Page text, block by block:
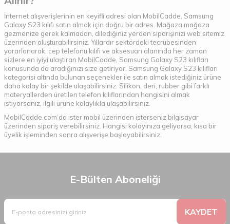
İnternet alışverişlerinin en keyifli adresi olan MobilCadde, Samsung
Galaxy S23 kılıfı satın almak için doğru bir adres. Mağaza mağaza
gezmenize gerek kalmadan, dilediğiniz yerden siparişinizi web sitemiz
üzerinden oluşturabilirsiniz. Yıllardır sektördeki tecrübesinden
yararlanarak, cep telefonu kılıfı ve aksesuarı alanında her zaman
sizlere en iyiyi ulaştıran MobilCadde, Samsung Galaxy S23 kılıfları
konusunda da aradığınızı size getiriyor. Samsung Galaxy S23 kılıfları
kategorisi altında bulunan seçenekler ile satın almak istediğiniz ürüne
daha kolay bir şekilde ulaşabilirsiniz. Silikon, deri, rubber gibi farklı
materyallerden üretilen telefon kılıflarından hangisini almak
istiyorsanız, ilgili ürüne kolaylıkla ulaşabilirsiniz.
MobilCadde.com’da ister mobil üzerinden isterseniz bilgisayar
üzerinden sipariş verebilirsiniz. Hangisi kolayınıza geliyorsa, kısa bir
üyelik işleminden sonra alışverişe başlayabilirsiniz.
E-Bülten Aboneliği
KAYDET